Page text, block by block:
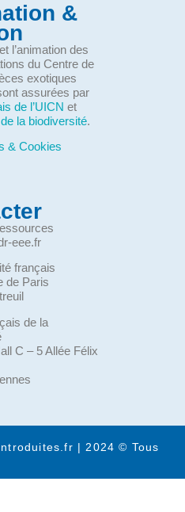
&
l’animation des
du Centre de
exotiques
assurées par
de l’UICN et
la biodiversité.
& Cookies
eee.fr
français
de Paris
de la
C – 5 Allée Félix
| 2024 © Tous